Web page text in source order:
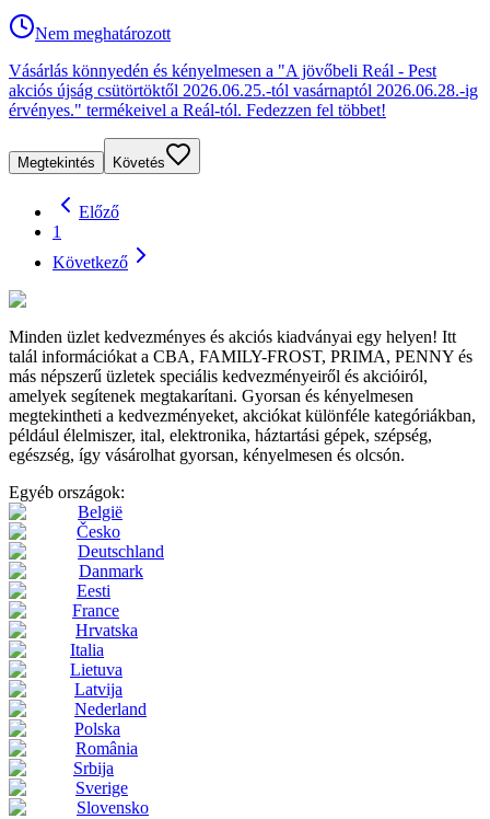
Nem meghatározott
Vásárlás könnyedén és kényelmesen a "A jövőbeli Reál - Pest
akciós újság csütörtöktől 2026.06.25.-tól vasárnaptól 2026.06.28.-ig
érvényes." termékeivel a Reál-tól. Fedezzen fel többet!
Megtekintés Követés
Előző
1
Következő
Minden üzlet kedvezményes és akciós kiadványai egy helyen! Itt
talál információkat a CBA, FAMILY-FROST, PRIMA, PENNY és
más népszerű üzletek speciális kedvezményeiről és akcióiról,
amelyek segítenek megtakarítani. Gyorsan és kényelmesen
megtekintheti a kedvezményeket, akciókat különféle kategóriákban,
például élelmiszer, ital, elektronika, háztartási gépek, szépség,
egészség, így vásárolhat gyorsan, kényelmesen és olcsón.
Egyéb országok:
België
Česko
Deutschland
Danmark
Eesti
France
Hrvatska
Italia
Lietuva
Latvija
Nederland
Polska
România
Srbija
Sverige
Slovensko